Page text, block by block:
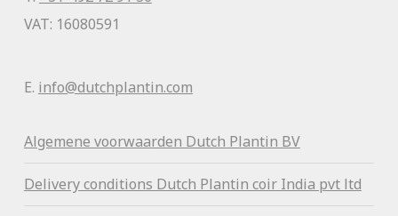
VAT: 16080591
E. info@dutchplantin.com
Algemene voorwaarden Dutch Plantin BV
Delivery conditions Dutch Plantin coir India pvt ltd